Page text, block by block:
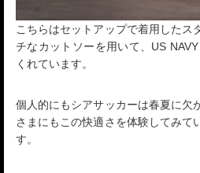
こちらはセットアップで着用したス
チなカットソーを用いて、US
くれています。
個人的にもシアサッカーは春夏に欠
さまにもこの快適さを体験してみて
す。